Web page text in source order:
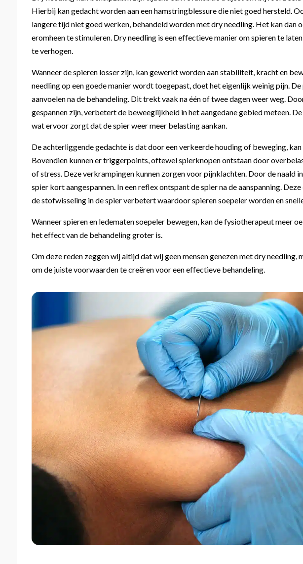
Hierbij kan gedacht worden aan een hamstringblessure die niet goed hersteld.
langere tijd niet goed werken, behandeld worden met dry needling. Het kan dan
eromheen te stimuleren. Dry needling is een effectieve manier om spieren te
te verhogen.
Wanneer de spieren losser zijn, kan gewerkt worden aan stabiliteit, kracht en
needling op een goede manier wordt toegepast, doet het eigenlijk weinig pijn.
aanvoelen na de behandeling. Dit trekt vaak na één of twee dagen weer weg.
gespannen zijn, verbetert de beweeglijkheid in het aangedane gebied meteen.
wat ervoor zorgt dat de spier weer meer belasting aankan.
De achterliggende gedachte is dat door een verkeerde houding of beweging, kan
Bovendien kunnen er triggerpoints, oftewel spierknopen ontstaan door
of stress. Deze verkrampingen kunnen zorgen voor pijnklachten. Door de naald
spier kort aangespannen. In een reflex ontspant de spier na de aanspanning.
de stofwisseling in de spier verbetert waardoor spieren soepeler worden en
Wanneer spieren en ledematen soepeler bewegen, kan de fysiotherapeut meer
het effect van de behandeling groter is.
Om deze reden zeggen wij altijd dat wij geen mensen genezen met dry needling,
om de juiste voorwaarden te creëren voor een effectieve behandeling.